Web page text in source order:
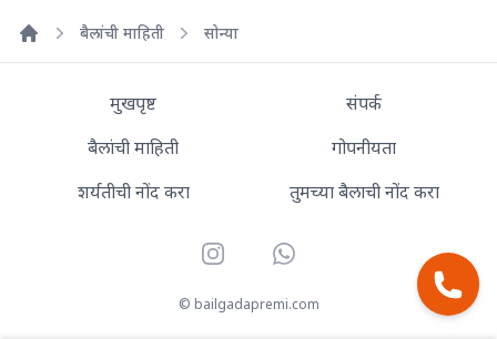
बैलांची माहिती सोन्या
मुखपृष्ट
बैलांची माहिती
शर्यतीची नोंद करा
संपर्क
गोपनीयता
तुमच्या बैलाची नोंद करा
InstagramWhatsApp
© bailgadapremi.com